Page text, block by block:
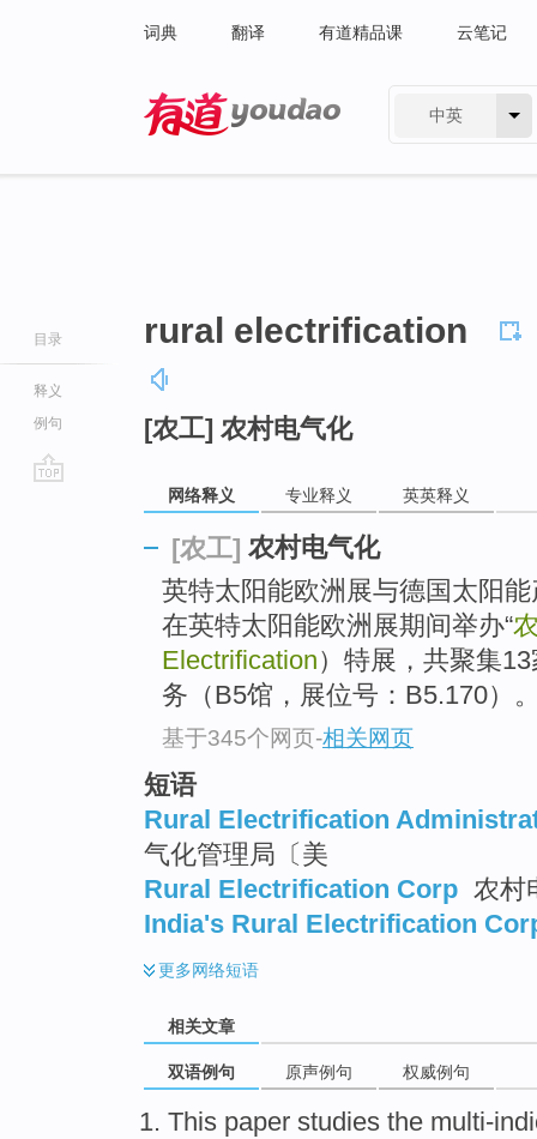
词典 翻译 有道精品课 云笔记
中英
目录
释义
例句
rural electrification
[农工] 农村电气化
网络释义 专业释义 英英释义
[农工] 农村电气化
英特太阳能欧洲展与德国太阳
在英特太阳能欧洲展期间举办“
Electrification）特展，共聚集
务（B5馆，展位号：B5.170）
基于345个网页-相关网页
短语
Rural Electrification
气化管理局〔美
Rural Electrification Corp 农村
India's Rural Electrification
更多网络短语
相关文章
双语例句 原声例句 权威例句
This paper studies the multi-